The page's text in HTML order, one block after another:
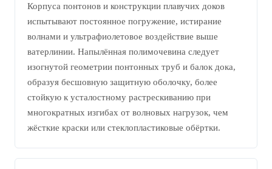
Корпуса понтонов и конструкции плавучих доков
испытывают постоянное погружение, истирание
волнами и ультрафиолетовое воздействие выше
ватерлинии. Напылённая полимочевина следует
изогнутой геометрии понтонных труб и балок дока,
образуя бесшовную защитную оболочку, более
стойкую к усталостному растрескиванию при
многократных изгибах от волновых нагрузок, чем
жёсткие краски или стеклопластиковые обёртки.